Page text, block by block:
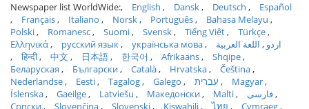
Newspaper list WorldWide: English Dansk Deutsch
Español
Français
Italiano Norsk Português
Bahasa Melayu
Polski
Romanesc Suomi Svensk Tiếng Việt
Türkçe
Ελληνικά
русский язык українська мова اردو
اللغة العربية
हिन्दी
中文 日本語 한국어 Afrikaans
Shqipe
Беларуская
Български Català Hrvatska
Čeština
Nederlandse
Eesti Tagalog Galego עברית
Magyar
Íslenska
Gaeilge Latviešu Македонски Malti
فارسی
Српски
Slovenčina Slovenski Kiswahili ไทย Cymraeg